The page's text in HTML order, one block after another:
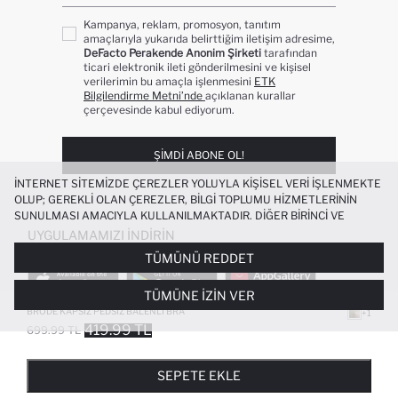
BRODE KAPSIZ PEDSIZ BALENLI BRA
699.99 TL 419.99 TL
+1
SEPETE EKLE
Kampanya, reklam, promosyon, tanıtım
amaçlarıyla yukarıda belirttiğim iletişim adresime,
DeFacto Perakende Anonim Şirketi tarafından
ticari elektronik ileti gönderilmesini ve kişisel
verilerimin bu amaçla işlenmesini ETK
Bilgilendirme Metni’nde açıklanan kurallar
çerçevesinde kabul ediyorum.
ŞIMDI ABONE OL!
UYGULAMAMIZI İNDIRIN
POPÜLER KATEGORILER
KADIN BEYAZ TIŞÖRT
İNTERNET SITEMIZDE ÇEREZLER YOLUYLA KIŞISEL VERI IŞLENMEKTE
OLUP; GEREKLI OLAN ÇEREZLER, BILGI TOPLUMU HIZMETLERININ
SUNULMASI AMACIYLA KULLANILMAKTADIR. DIĞER BIRINCI VE
ÜÇÜNCÜ TARAF ÇEREZLER ISE SIZE DAHA IYI BIR ALIŞVERIŞ
DENEYIMI SUNULABILMESI, SITEMIZIN DAHA IŞLEVSEL KILINMASI VE
KIŞISELLEŞTIRMESI VE AÇIK RIZA VERMENIZ HALINDE, SIZLERE
YÖNELIK PAZARLAMA FAALIYETLERININ YAPILMASI AMAÇLARIYLA
SINIRLI OLARAK KULLANILACAKTIR. ÇEREZLERE DAIR TERCIHLERINIZI
ÇEREZ TERCIHLERIPANELI ARACILIĞIYLA HER ZAMAN YÖNETEBILIR,
ÇEREZLERLE ILGILI DAHA DETAYLI BILGIYE
TÜMÜNÜ REDDET
TÜMÜNE İZIN VER